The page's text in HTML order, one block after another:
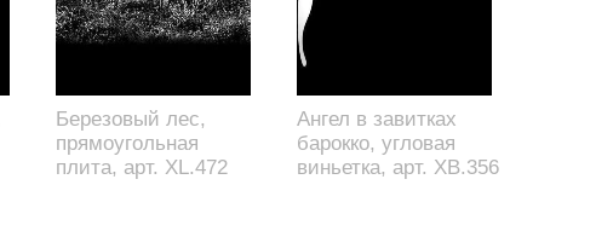
Березовый лес,
прямоугольная
плита, арт. XL.472
Ангел в завитках
барокко, угловая
виньетка, арт. XB.356